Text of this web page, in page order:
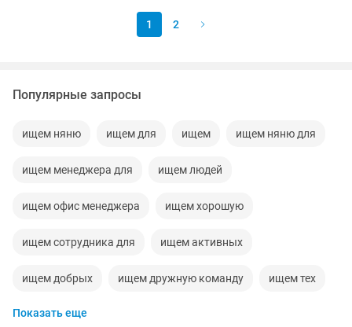
1 2
Популярные запросы
ищем няню ищем для ищем ищем няню для
ищем менеджера для ищем людей
ищем офис менеджера ищем хорошую
ищем сотрудника для ищем активных
ищем добрых ищем дружную команду ищем тех
ищем команду специалистов
Показать еще